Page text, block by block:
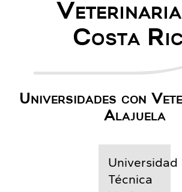
Costa
Universidades con
Alajuela
Universidad
Técnica